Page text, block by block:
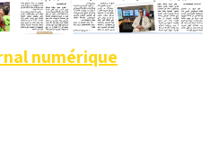
numérique